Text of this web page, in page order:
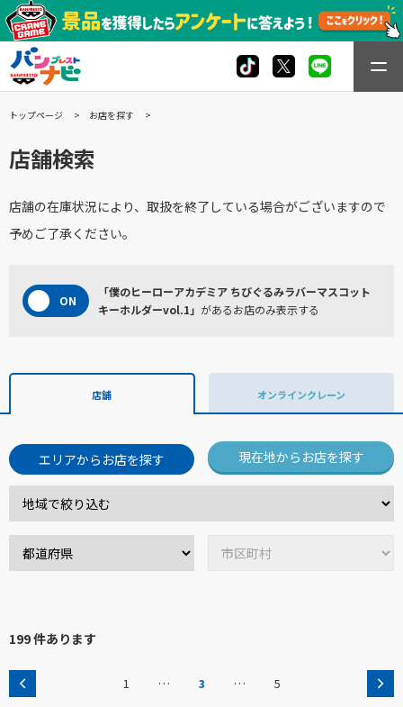
トップページ お店を探す
店舗検索
店舗の在庫状況により、取扱を終了している場合がございますので
予めご了承ください。
「僕のヒーローアカデミア ちびぐるみラバーマスコット
キーホルダーvol.1」 があるお店のみ表示する
店舗 オンラインクレーン
エリアからお店を探す 現在地からお店を探す
199 件あります
1 … 3 … 5